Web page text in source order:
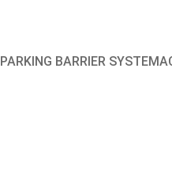
PARKING BARRIER SYSTEM